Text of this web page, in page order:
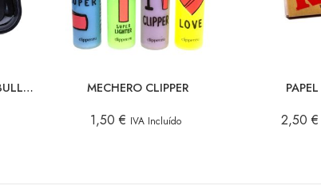
BANDEJA METALICA THE BULLDOG V1 (1 LOGO) GRANDE MECHERO CLIPPER
1,50 € IVA Incluído 2,50 €